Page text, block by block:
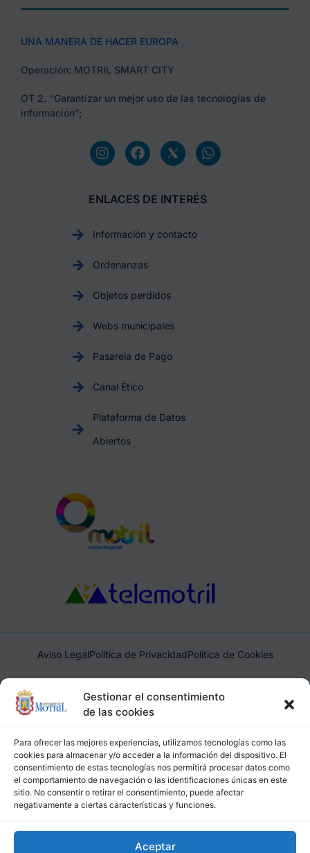
Gestionar el consentimiento
de las cookies
Para ofrecer las mejores experiencias, utilizamos tecnologías como las
cookies para almacenar y/o acceder a la información del dispositivo. El
consentimiento de estas tecnologías nos permitirá procesar datos como
el comportamiento de navegación o las identificaciones únicas en este
sitio. No consentir o retirar el consentimiento, puede afectar
negativamente a ciertas características y funciones.
Aceptar
UNA MANERA DE HACER EUROPA
Operación: MOTRIL SMART CITY
OT 2. “Garantizar un mejor uso de las tecnologías de
información”;
ENLACES DE INTERÉS
Información y contacto
Ordenanzas
Objetos perdidos
Webs municipales
Pasarela de Pago
Canal Ético
Plataforma de Datos
Abiertos
Aviso LegalPolítica de PrivacidadPolítica de Cookies
Ayuntamiento de Motril, Plaza de España, 1, 18600, Motril,
(Granada), CIF: P1814200J, DIR3: L01181400